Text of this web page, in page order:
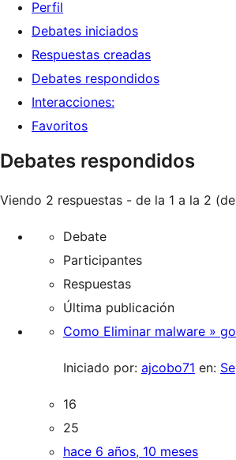
Perfil
Debates iniciados
Respuestas creadas
Debates respondidos
Interacciones:
Favoritos
Debates respondidos
Viendo 2 respuestas - de la 1 a la 2
Debate
Participantes
Respuestas
Última publicación
Como Eliminar malware »
Iniciado por: ajcobo71 en:
16
25
hace 6 años, 10 meses